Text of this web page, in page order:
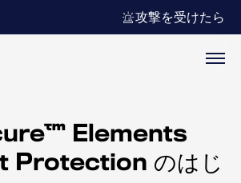
攻撃を受けたら
Elements
Protection のはじ